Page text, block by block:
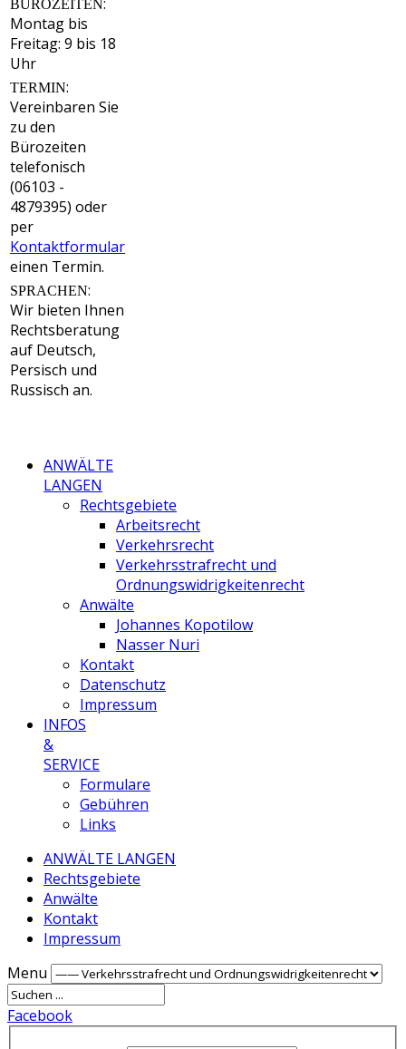
BÜROZEITEN
Montag bis
Freitag: 9 bis 18
Uhr
TERMIN:
Vereinbaren Sie
zu den
Bürozeiten
telefonisch
(06103 -
4879395) oder
per
Kontaktformular
einen Termin.
SPRACHEN:
Wir bieten Ihnen
Rechtsberatung
auf Deutsch,
Persisch und
Russisch an.
ANWÄLTE
LANGEN
Rechtsgebiete
Arbeitsrecht
Verkehrsrecht
Verkehrsstrafrecht und
Ordnungswidrigkeitenrecht
Anwälte
Johannes Kopotilow
Nasser Nuri
Kontakt
Datenschutz
Impressum
INFOS
&
SERVICE
Formulare
Gebühren
Links
ANWÄLTE LANGEN
Rechtsgebiete
Anwälte
Kontakt
Impressum
Menu
Facebook